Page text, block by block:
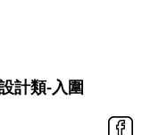
計類-入圍